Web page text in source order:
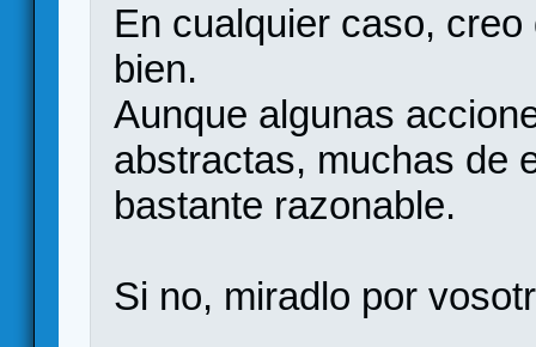
En cualquier caso,
bien.
Aunque algunas
abstractas, muchas de
bastante razonable.
Si no, miradlo por